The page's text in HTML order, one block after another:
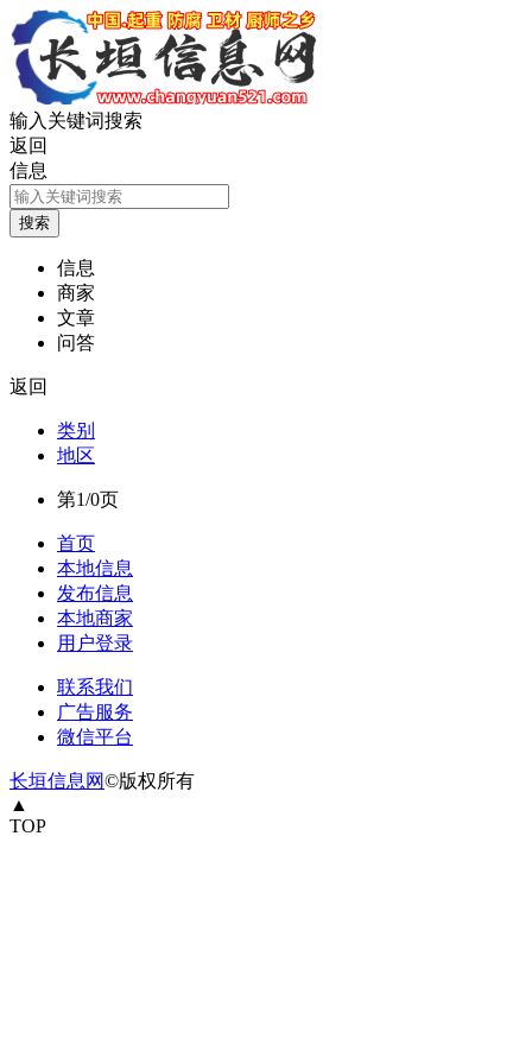
输入关键词搜索
返回
信息
信息
商家
文章
问答
返回
类别
地区
第1/0页
首页
本地信息
发布信息
本地商家
用户登录
联系我们
广告服务
微信平台
长垣信息网©版权所有
▲
TOP